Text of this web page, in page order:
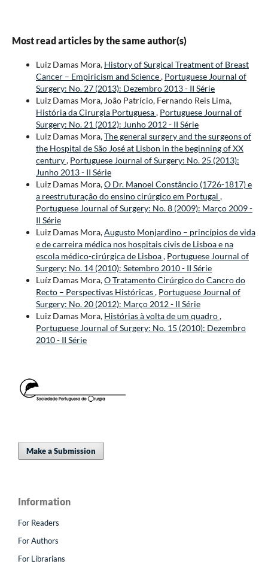
Most read articles by the same author(s)
Luiz Damas Mora, History of Surgical Treatment of Breast
Cancer – Empiricism and Science, Portuguese Journal of
Surgery: No. 27 (2013): Dezembro 2013 - II Série
Luiz Damas Mora, João Patrício, Fernando Reis Lima,
História da Cirurgia Portuguesa, Portuguese Journal of
Surgery: No. 21 (2012): Junho 2012 - II Série
Luiz Damas Mora,The general surgery and the surgeons of
the Hospital de São José at Lisbon in the beginning of XX
century, Portuguese Journal of Surgery: No. 25 (2013):
Junho 2013 - II Série
Luiz Damas Mora,O Dr. Manoel Constâncio (1726-1817) e
a reestruturação do ensino cirúrgico em Portugal ,
Portuguese Journal of Surgery: No. 8 (2009): Março 2009 -
II Série
Luiz Damas Mora,Augusto Monjardino – princípios de vida
e de carreira médica nos hospitais civis de Lisboa e na
escola médico-cirúrgica de Lisboa, Portuguese Journal of
Surgery: No. 14 (2010): Setembro 2010 - II Série
Luíz Damas Mora,O Tratamento Cirúrgico do Cancro do
Recto – Perspectivas Históricas, Portuguese Journal of
Surgery: No. 20 (2012): Março 2012 - II Série
Luiz Damas Mora, Histórias à volta de um quadro,
Portuguese Journal of Surgery: No. 15 (2010): Dezembro
2010 - II Série
Make a Submission
Information
For Readers
For Authors
For Librarians